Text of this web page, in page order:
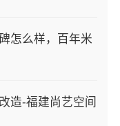
怎么样，百年米
造-福建尚艺空间